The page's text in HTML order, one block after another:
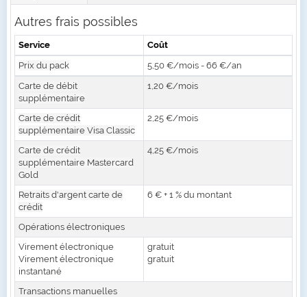
Autres frais possibles
Service
Coût
Prix du pack
5,50 €/mois - 66 €/an
Carte de débit
supplémentaire
1,20 €/mois
Carte de crédit
supplémentaire Visa Classic
2,25 €/mois
Carte de crédit
supplémentaire Mastercard
Gold
4,25 €/mois
Retraits d'argent carte de
crédit
6 € + 1 % du montant
Opérations électroniques
Virement électronique
Virement électronique
instantané
gratuit
gratuit
Transactions manuelles